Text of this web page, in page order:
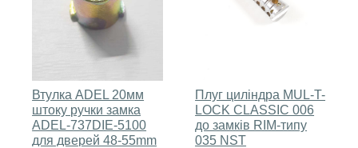
Втулка ADEL 20мм
штоку ручки замка
ADEL-737DIE-5100
для дверей 48-55mm
Плуг циліндра MUL-T-
LOCK CLASSIC 006
до замків RIM-типу
035 NST